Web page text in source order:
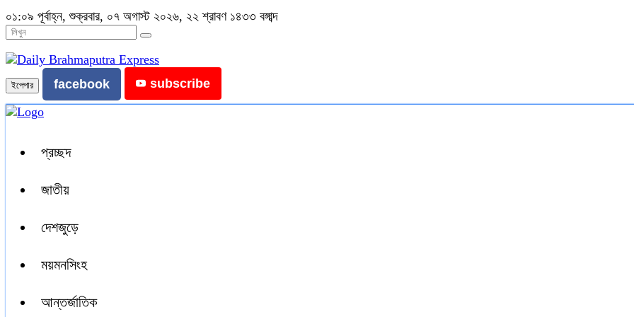
০১:০৯ পূর্বাহ্ন, শুক্রবার, ০৭ অগাস্ট ২০২৬, ২২ শ্রাবণ ১৪৩৩ বঙ্গাব্দ
ইপেপার facebook subscribe
প্রচ্ছদ
জাতীয়
দেশজুড়ে
ময়মনসিংহ
আন্তর্জাতিক